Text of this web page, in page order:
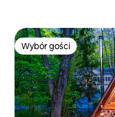
Wybór gości
Wybór gości